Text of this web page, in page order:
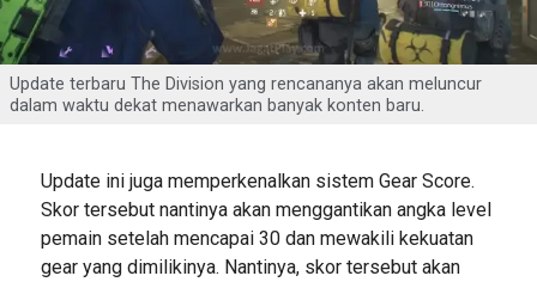
Update terbaru The Division yang rencananya akan meluncur
dalam waktu dekat menawarkan banyak konten baru.
Update ini juga memperkenalkan sistem Gear Score.
Skor tersebut nantinya akan menggantikan angka level
pemain setelah mencapai 30 dan mewakili kekuatan
gear yang dimilikinya. Nantinya, skor tersebut akan